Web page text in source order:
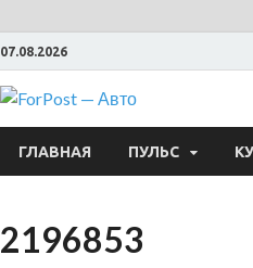
07.08.2026
ГЛАВНАЯ ПУЛЬС
2196853